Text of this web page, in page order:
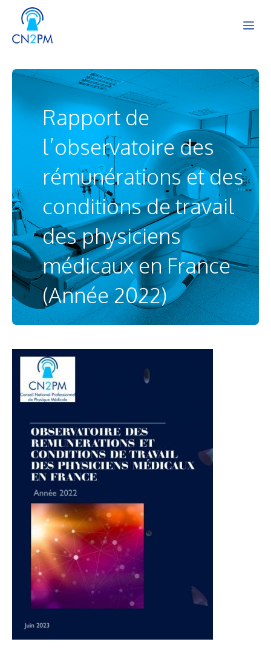
contenu
Rapport de
l’observatoire des
rémunérations et des
conditions de travail
des physiciens
médicaux en France
(Année 2022)